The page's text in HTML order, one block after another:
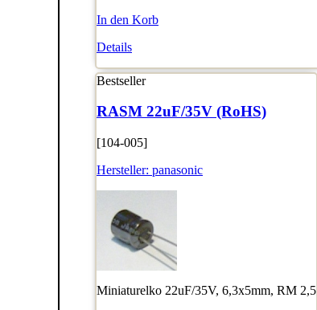
In den Korb
Details
Bestseller
RASM 22uF/35V (RoHS)
[104-005]
Hersteller: panasonic
Miniaturelko 22uF/35V, 6,3x5mm, RM 2,5